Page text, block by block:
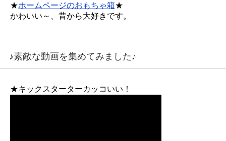
★ホームページのおもちゃ箱★
かわいい～、昔から大好きです。
♪素敵な動画を集めてみました♪
★キックスターターカッコいい！